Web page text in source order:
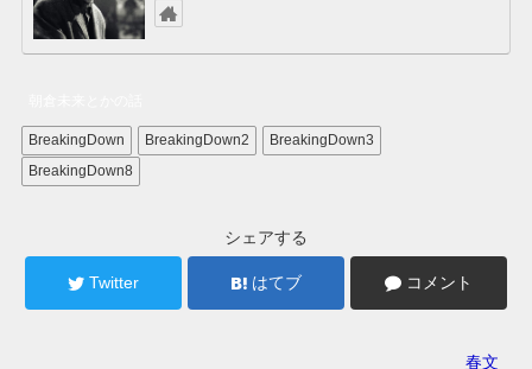
BreakingDown BreakingDown2
BreakingDown3
BreakingDown8
シェアする
Twitter はてブ コメント
春文